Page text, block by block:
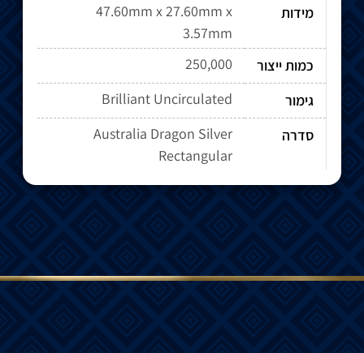
מידות
47.60mm x 27.60mm x
3.57mm
כמות ייצור
250,000
גימור
Brilliant Uncirculated
סדרה
Australia Dragon Silver
Rectangular